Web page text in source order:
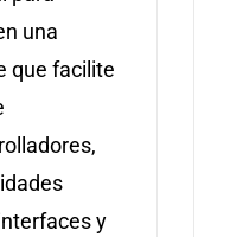
una
que facilite
y